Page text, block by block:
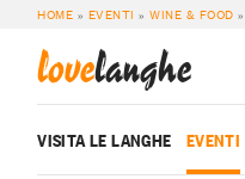
HOME » EVENTI »WINE & FOOD »
lovelanghe
VISITA LE LANGHE EVENTI